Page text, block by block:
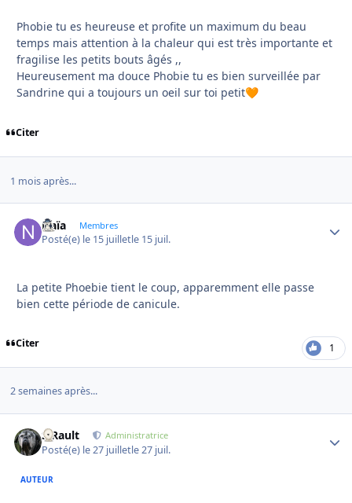
Phobie tu es heureuse et profite un maximum du beau
temps mais attention à la chaleur qui est très importante et
fragilise les petits bouts âgés ,,
Heureusement ma douce Phobie tu es bien surveillée par
Sandrine qui a toujours un oeil sur toi petit🧡
Citer
1 mois après...
Naïa Membres
Posté(e) le 15 juilletle 15 juil.
La petite Phoebie tient le coup, apparemment elle passe
bien cette période de canicule.
Citer 1
2 semaines après...
S.Rault Administratrice
Posté(e) le 27 juilletle 27 juil.
AUTEUR